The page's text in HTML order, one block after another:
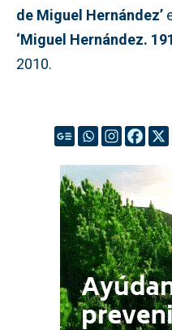
de Miguel Hernández’
‘Miguel Hernández.
2010.